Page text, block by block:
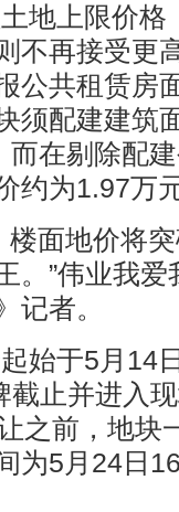
地上限价格
不再接受更
公共租赁房
须配建建筑
而在剔除配
约为1.97万
楼面地价将
。”伟业我
记者。
始于5月14
止并进入
之前，地块
为5月24日